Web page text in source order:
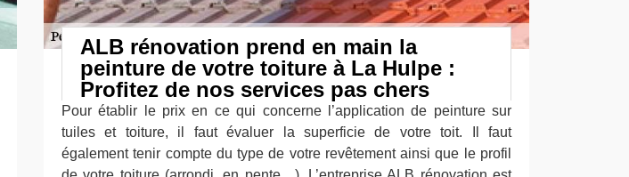
ALB rénovation prend en main la
peinture de votre toiture à La Hulpe :
Profitez de nos services pas chers
Pour établir le prix en ce qui concerne l’application de peinture sur
tuiles et toiture, il faut évaluer la superficie de votre toit. Il faut
également tenir compte du type de votre revêtement ainsi que le profil